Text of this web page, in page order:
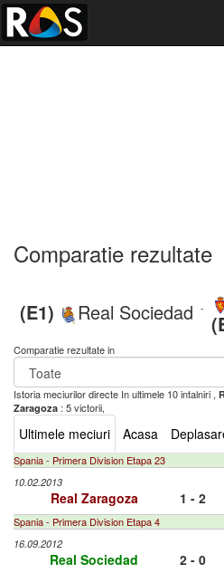
Comparatie rezultate
(E1) Real Sociedad -
Comparatie rezultate in
Istoria meciurilor directe In ultimele 10 intalniri ,
Zaragoza : 5 victorii,
Ultimele meciuri Acasa
Spania - Primera Division Etapa 23
10.02.2013
Real Zaragoza 1 - 2
Spania - Primera Division Etapa 4
16.09.2012
Real Sociedad 2 - 0